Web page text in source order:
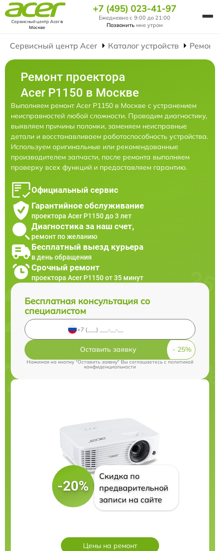
Сервисный центр Acerв
Москве
+7 (495) 023-41-97
Ежедневно с 9:00 до 21:00
Позвонить мне утром
Сервисный центр Acer Каталог устройств Ремонт
Ремонт проектора
Acer P1150 в Москве
Выполняем ремонт Acer P1150 в Москве с устранением
неисправностей любой сложности. Проводим диагностику,
выявляем причины поломки, заменяем неисправные
детали и восстанавливаем работоспособность устройства.
Используем оригинальные или рекомендованные
производителем запчасти, после ремонта выполняем
проверку всех функций и предоставляем гарантию.
Официальный сервис
Гарантийное обслуживание
проектора Acer P1150 до 3 лет
Диагностика за наш счет,
ремонт по желанию
Бесплатный выезд курьера
в день обращения
Срочный ремонт
проектора Acer P1150 от 35 минут
Бесплатная консультация со
специалистом
Оставить заявку
Нажимая на кнопку "Оставить заявку" Вы соглашаетесь cполитикой
конфиденциальности
-20%
Скидка по
предварительной
записи на сайте
Цены на ремонт